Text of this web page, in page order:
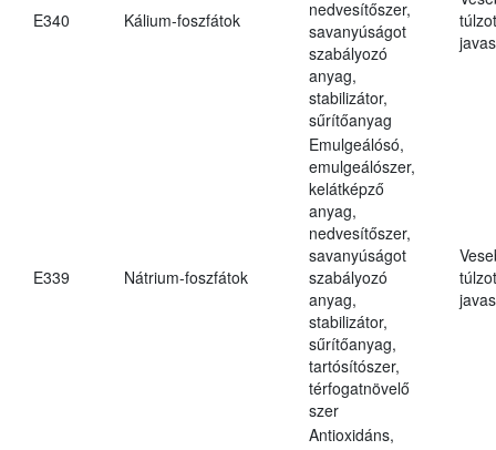
E340 Kálium-foszfátok
nedvesítőszer,
savanyúságot
szabályozó
anyag,
stabilizátor,
sűrítőanyag
E339 Nátrium-foszfátok
Emulgeálósó,
emulgeálószer,
kelátképző
anyag,
nedvesítőszer,
savanyúságot
szabályozó
anyag,
stabilizátor,
sűrítőanyag,
tartósítószer,
térfogatnövelő
szer
Antioxidáns,